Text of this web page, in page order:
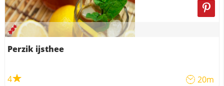
Perzik ijsthee
4 20m